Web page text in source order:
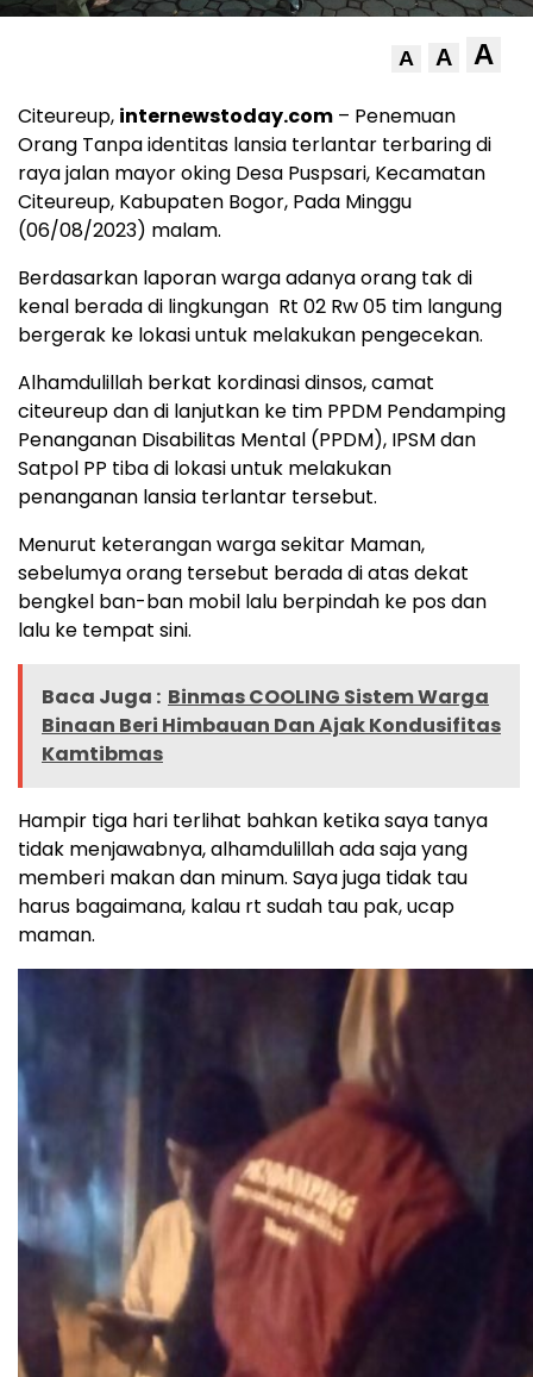
A A A
Citeureup, internewstoday.com – Penemuan
Orang Tanpa identitas lansia terlantar terbaring di
raya jalan mayor oking Desa Puspsari, Kecamatan
Citeureup, Kabupaten Bogor, Pada Minggu
(06/08/2023) malam.
Berdasarkan laporan warga adanya orang tak di
kenal berada di lingkungan Rt 02 Rw 05 tim langung
bergerak ke lokasi untuk melakukan pengecekan.
Alhamdulillah berkat kordinasi dinsos, camat
citeureup dan di lanjutkan ke tim PPDM Pendamping
Penanganan Disabilitas Mental (PPDM), IPSM dan
Satpol PP tiba di lokasi untuk melakukan
penanganan lansia terlantar tersebut.
Menurut keterangan warga sekitar Maman,
sebelumya orang tersebut berada di atas dekat
bengkel ban-ban mobil lalu berpindah ke pos dan
lalu ke tempat sini.
Baca Juga : Binmas COOLING Sistem Warga
Binaan Beri Himbauan Dan Ajak Kondusifitas
Kamtibmas
Hampir tiga hari terlihat bahkan ketika saya tanya
tidak menjawabnya, alhamdulillah ada saja yang
memberi makan dan minum. Saya juga tidak tau
harus bagaimana, kalau rt sudah tau pak, ucap
maman.